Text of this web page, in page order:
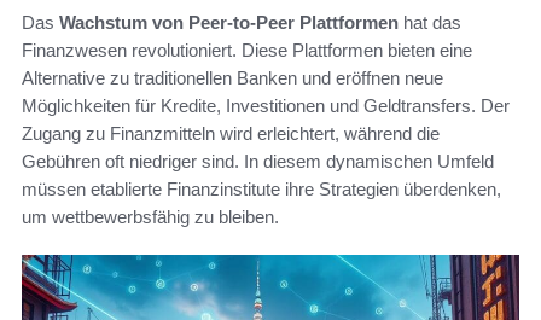
Das Wachstum von Peer-to-Peer Plattformen hat das
Finanzwesen revolutioniert. Diese Plattformen bieten eine
Alternative zu traditionellen Banken und eröffnen neue
Möglichkeiten für Kredite, Investitionen und Geldtransfers. Der
Zugang zu Finanzmitteln wird erleichtert, während die
Gebühren oft niedriger sind. In diesem dynamischen Umfeld
müssen etablierte Finanzinstitute ihre Strategien überdenken,
um wettbewerbsfähig zu bleiben.